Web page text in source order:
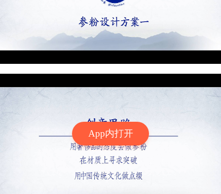
App内打开